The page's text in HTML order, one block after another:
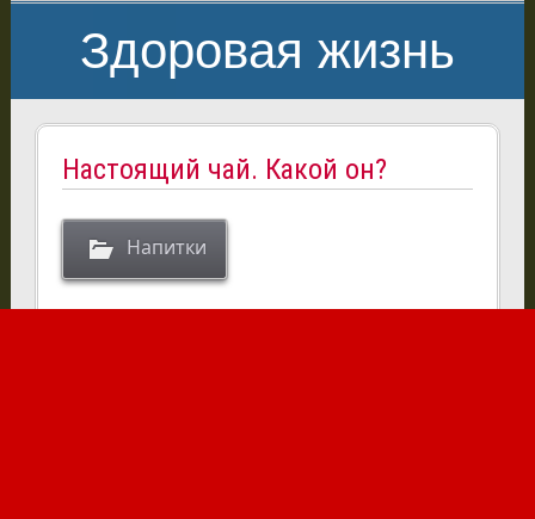
Здоровая жизнь
Настоящий чай. Какой он?
Напитки